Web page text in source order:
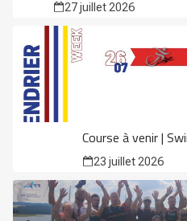
27 juillet 2026
Course à venir |
23 juillet 2026